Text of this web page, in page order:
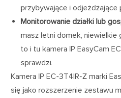
przybywające i odjeżdżające
Monitorowanie działki lub
masz letni domek, niewielkie
to i tu kamera IP EasyCam
sprawdzi.
Kamera IP EC-3T4IR-Z marki
się jako rozszerzenie zestawu